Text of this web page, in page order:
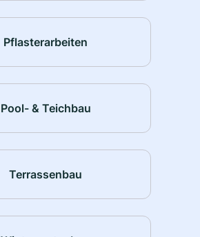
Pflasterarbeiten
Pool- & Teichbau
Terrassenbau